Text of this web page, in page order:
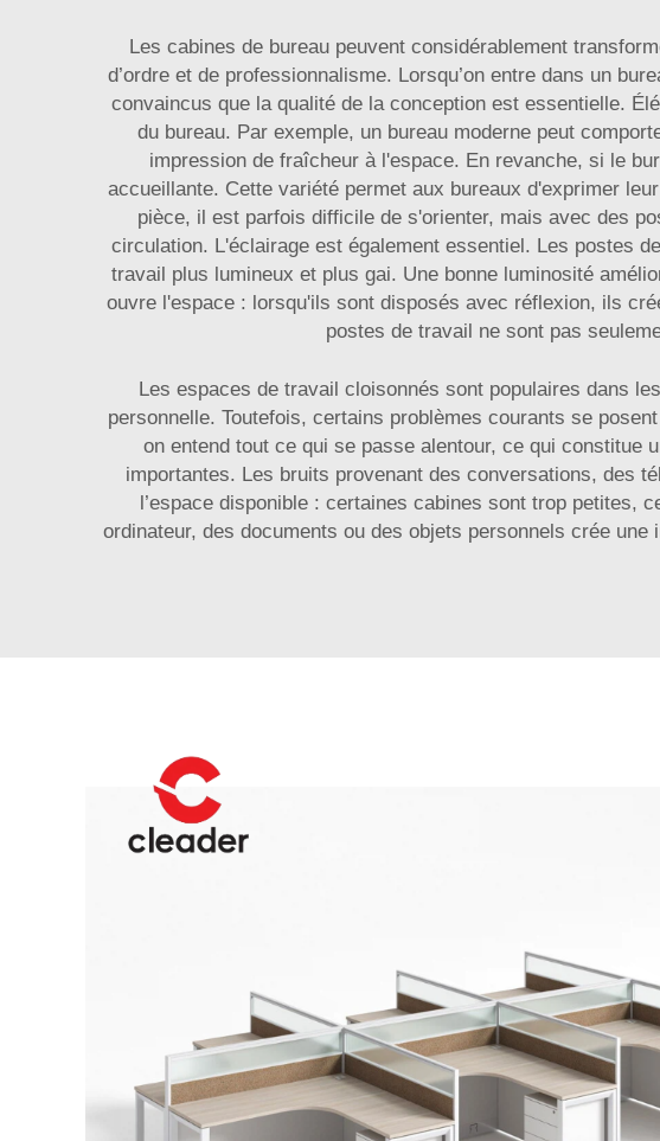
Les cabines de bureau peuvent considérablement
d’ordre et de professionnalisme. Lorsqu’on entre dans un
convaincus que la qualité de la conception est essentielle.
du bureau. Par exemple, un bureau moderne peut
impression de fraîcheur à l'espace. En revanche, si le
accueillante. Cette variété permet aux bureaux d'exprimer
pièce, il est parfois difficile de s'orienter, mais avec des
circulation. L'éclairage est également essentiel. Les postes
travail plus lumineux et plus gai. Une bonne luminosité
ouvre l'espace : lorsqu'ils sont disposés avec réflexion, ils
postes de travail ne sont pas
Les espaces de travail cloisonnés sont populaires dans
personnelle. Toutefois, certains problèmes courants se
on entend tout ce qui se passe alentour, ce qui constitue
importantes. Les bruits provenant des conversations, des
l’espace disponible : certaines cabines sont trop petites,
ordinateur, des documents ou des objets personnels crée